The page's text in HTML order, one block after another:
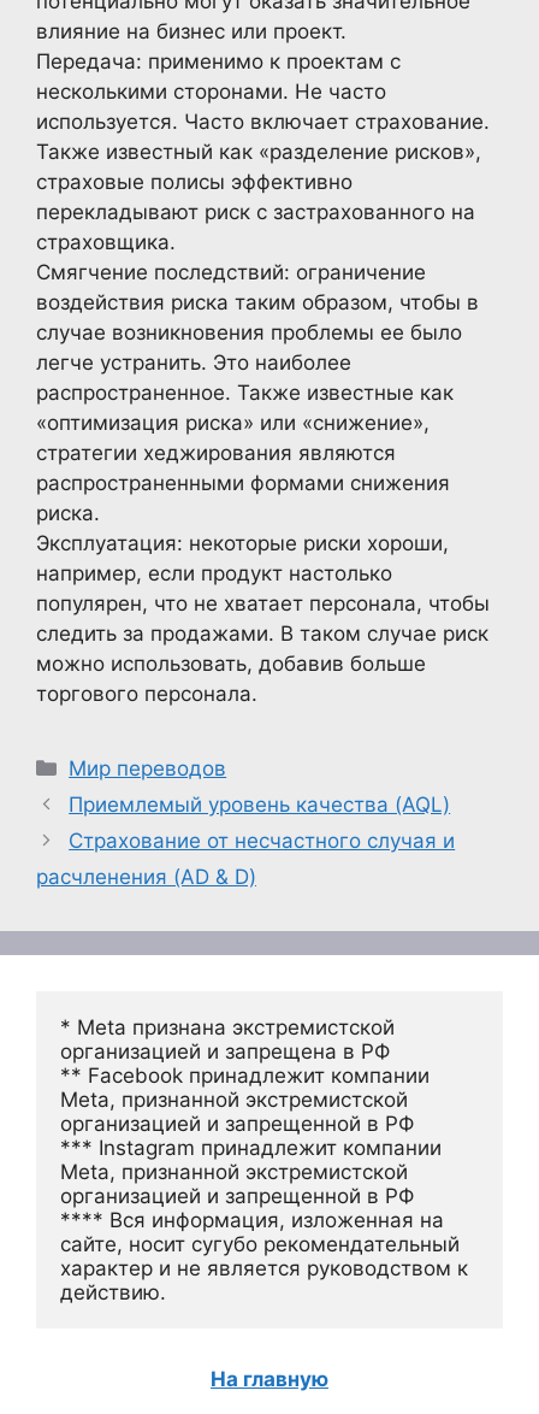
влияние на бизнес или проект.
Передача: применимо к проектам с
несколькими сторонами. Не часто
используется. Часто включает страхование.
Также известный как «разделение рисков»,
страховые полисы эффективно
перекладывают риск с застрахованного на
страховщика.
Смягчение последствий: ограничение
воздействия риска таким образом, чтобы в
случае возникновения проблемы ее было
легче устранить. Это наиболее
распространенное. Также известные как
«оптимизация риска» или «снижение»,
стратегии хеджирования являются
распространенными формами снижения
риска.
Эксплуатация: некоторые риски хороши,
например, если продукт настолько
популярен, что не хватает персонала, чтобы
следить за продажами. В таком случае риск
можно использовать, добавив больше
торгового персонала.
Рубрики
Мир переводов
Приемлемый уровень качества (AQL)
Страхование от несчастного случая и
расчленения (AD & D)
* Meta признана экстремистской
организацией и запрещена в РФ
** Facebook принадлежит компании
Meta, признанной экстремистской
организацией и запрещенной в РФ
*** Instagram принадлежит компании
Meta, признанной экстремистской
организацией и запрещенной в РФ
**** Вся информация, изложенная на
сайте, носит сугубо рекомендательный
характер и не является руководством к
действию.
На главную